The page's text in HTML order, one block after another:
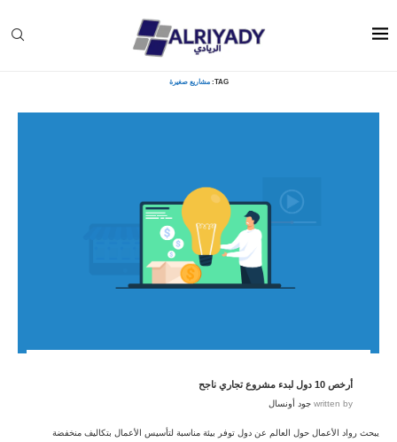
TAG: مشاريع صغيرة
أرخص 10 دول لبدء مشروع تجاري ناجح
written by جود أونسال
يبحث رواد الأعمال حول العالم عن دول توفر بيئة مناسبة لتأسيس الأعمال بتكاليف منخفضة